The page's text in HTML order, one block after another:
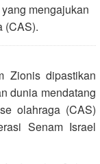
mengajukan
(CAS).
Zionis dipastikan
dunia mendatang
olahraga (CAS)
Senam Israel